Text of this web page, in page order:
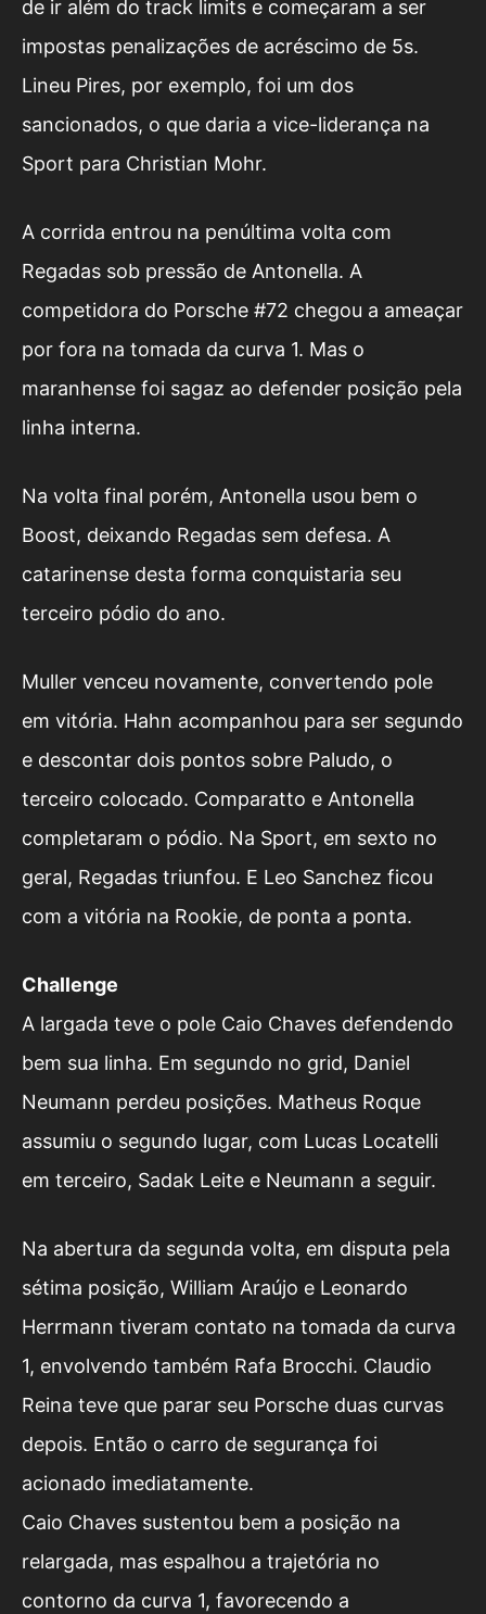
de ir além do track limits e começaram a ser
impostas penalizações de acréscimo de 5s.
Lineu Pires, por exemplo, foi um dos
sancionados, o que daria a vice-liderança na
Sport para Christian Mohr.
A corrida entrou na penúltima volta com
Regadas sob pressão de Antonella. A
competidora do Porsche #72 chegou a ameaçar
por fora na tomada da curva 1. Mas o
maranhense foi sagaz ao defender posição pela
linha interna.
Na volta final porém, Antonella usou bem o
Boost, deixando Regadas sem defesa. A
catarinense desta forma conquistaria seu
terceiro pódio do ano.
Muller venceu novamente, convertendo pole
em vitória. Hahn acompanhou para ser segundo
e descontar dois pontos sobre Paludo, o
terceiro colocado. Comparatto e Antonella
completaram o pódio. Na Sport, em sexto no
geral, Regadas triunfou. E Leo Sanchez ficou
com a vitória na Rookie, de ponta a ponta.
Challenge
A largada teve o pole Caio Chaves defendendo
bem sua linha. Em segundo no grid, Daniel
Neumann perdeu posições. Matheus Roque
assumiu o segundo lugar, com Lucas Locatelli
em terceiro, Sadak Leite e Neumann a seguir.
Na abertura da segunda volta, em disputa pela
sétima posição, William Araújo e Leonardo
Herrmann tiveram contato na tomada da curva
1, envolvendo também Rafa Brocchi. Claudio
Reina teve que parar seu Porsche duas curvas
depois. Então o carro de segurança foi
acionado imediatamente.
Caio Chaves sustentou bem a posição na
relargada, mas espalhou a trajetória no
contorno da curva 1, favorecendo a